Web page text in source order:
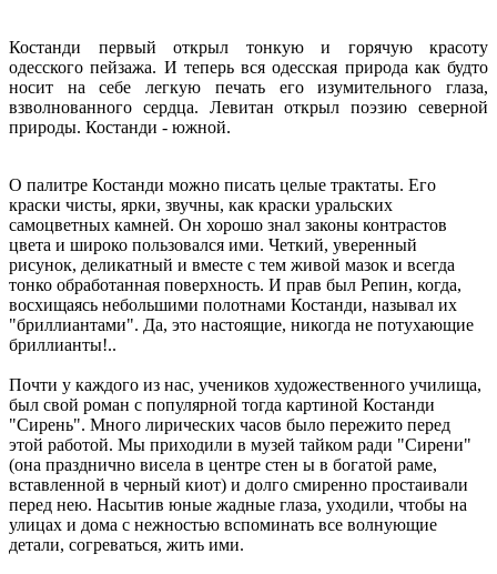
Костанди первый открыл тонкую и горячую красоту
одесского пейзажа. И теперь вся одесская природа как будто
носит на себе легкую печать его изумительного глаза,
взволнованного сердца. Левитан открыл поэзию северной
природы. Костанди - южной.
О палитре Костанди можно писать целые трактаты. Его
краски чисты, ярки, звучны, как краски уральских
самоцветных камней. Он хорошо знал законы контрастов
цвета и широко пользовался ими. Четкий, уверенный
рисунок, деликатный и вместе с тем живой мазок и всегда
тонко обработанная поверхность. И прав был Репин, когда,
восхищаясь небольшими полотнами Костанди, называл их
"бриллиантами". Да, это настоящие, никогда не потухающие
бриллианты!..
Почти у каждого из нас, учеников художественного училища,
был свой роман с популярной тогда картиной Костанди
"Сирень". Много лирических часов было пережито перед
этой работой. Мы приходили в музей тайком ради "Сирени"
(она празднично висела в центре стен ы в богатой раме,
вставленной в черный киот) и долго смиренно простаивали
перед нею. Насытив юные жадные глаза, уходили, чтобы на
улицах и дома с нежностью вспоминать все волнующие
детали, согреваться, жить ими.